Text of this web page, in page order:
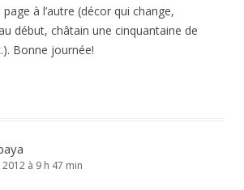
page à l’autre (décor qui change,
début, châtain une cinquantaine de
Bonne journée!
à 9 h 47 min